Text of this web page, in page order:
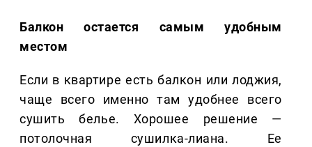
Балкон остается самым удобным
местом
Если в квартире есть балкон или лоджия,
чаще всего именно там удобнее всего
сушить белье. Хорошее решение —
потолочная сушилка-лиана. Ее